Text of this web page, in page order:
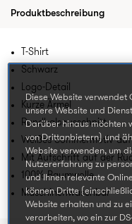
Produktbeschreibung
T-Shirt
Schwarz
Logo-Detail
Kurze Ärmel
Rundhalsausschnitt
Weißes Sommermotiv
Mit Aufschrift auf der
100% Baumwolle
Maschinenwaschbar
Diese Website verwendet
unsere Website und
Darüber hinaus möchten
von Drittanbietern) und
Website verwenden, um
Nutzererfahrung zu
und Ihnen relevante
können Dritte
Website erhalten und zu
verarbeiten, wo ein zur